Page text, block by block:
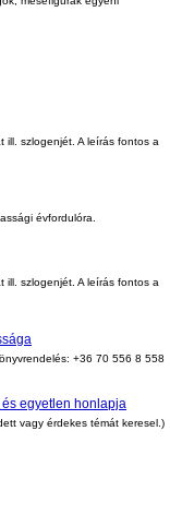
szlogenjét. A leírás fontos a
évfordulóra.
szlogenjét. A leírás fontos a
+36 70 556 8 558
egyetlen honlapja
vagy érdekes témát keresel.)